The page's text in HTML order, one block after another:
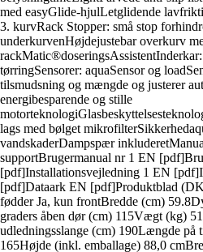
med easyGlide-hjulLetglidende
3. kurvRack Stopper: små stop
underkurvenHøjdejustebar overkurv
tørringSensorer: aquaSensor og
tilsmudsning og mængde og justerer
energibesparende og stille
lags med bølget
vandskaderDampspær
supportBrugermanual nr 1 EN
[pdf]Installationsvejledning 1 EN
[pdf]Dataark EN [pdf]Produktblad
fødder Ja, kun frontBredde (cm)
graders åben dør (cm) 115Vægt (kg)
udledningsslange (cm) 190Længde på
165Højde (inkl. emballage) 88,0